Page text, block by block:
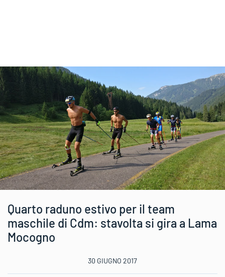
Quarto raduno estivo per il team
maschile di Cdm: stavolta si gira a Lama
Mocogno
30 GIUGNO 2017